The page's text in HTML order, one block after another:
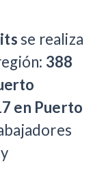
se realiza
388
en Puerto